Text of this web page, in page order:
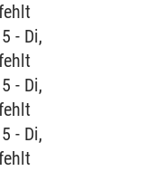
- Di,
- Di,
- Di,